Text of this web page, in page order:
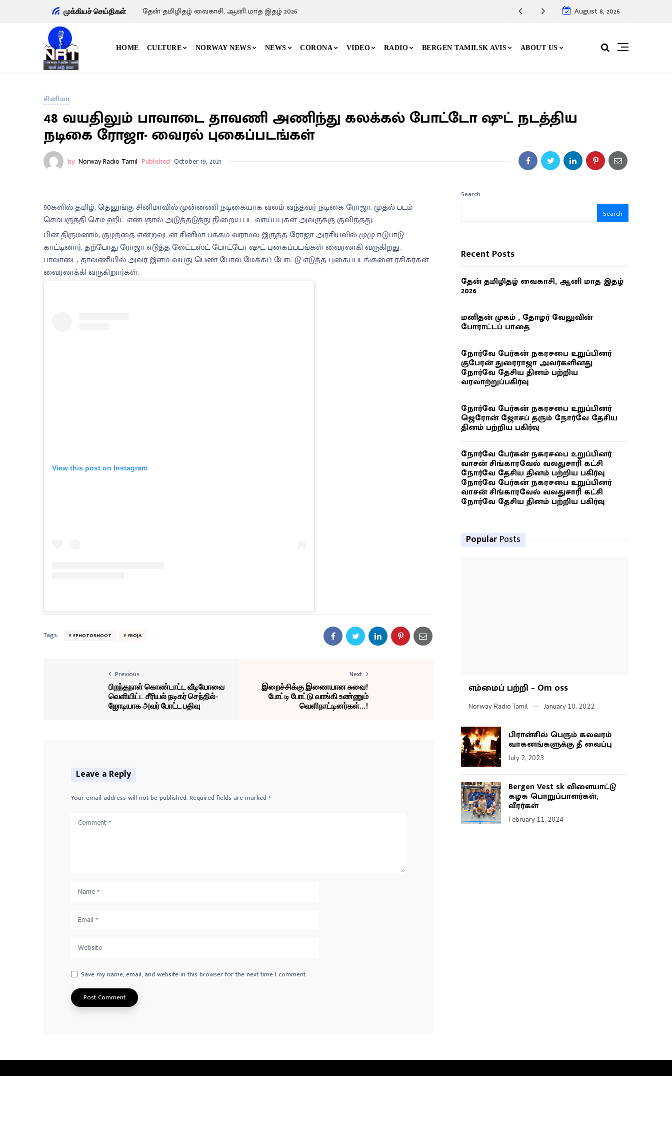
முக்கியச் செய்திகள் தேன் தமிழிதழ் வைகாசி, ஆனி மாத இதழ் 2026 August 8, 2026
HOME CULTURE NORWAY NEWS NEWS CORONA VIDEO RADIO BERGEN TAMILSK AVIS ABOUT US
சினிமா
48 வயதிலும் பாவாடை தாவணி அணிந்து கலக்கல் போட்டோ ஷுட் நடத்திய
நடிகை ரோஜா- வைரல் புகைப்படங்கள்
by Norway Radio Tamil Published October 19, 2021
90களில் தமிழ், தெலுங்கு சினிமாவில் முன்னணி நடிகையாக வலம் வந்தவர் நடிகை ரோஜா. முதல் படம்
செம்பருத்தி செம ஹிட் என்பதால் அடுத்தடுத்து நிறைய பட வாய்ப்புகள் அவருக்கு குவிந்தது.
பின் திருமணம், குழந்தை என்றவுடன் சினிமா பக்கம் வராமல் இருந்த ரோஜா அரசியலில் முழு ஈடுபாடு
காட்டினார். தற்போது ரோஜா எடுத்த லேட்டஸ்ட் போட்டோ ஷுட் புகைப்படங்கள் வைரலாகி வருகிறது.
பாவாடை, தாவணியில் அவர் இளம் வயது பெண் போல் மேக்கப் போட்டு எடுத்த புகைப்படங்களை ரசிகர்கள்
வைரலாக்கி வருகிறார்கள்.
View this post on Instagram
Tags: #PHOTOSHOOT #ROJA
Previous
பிறந்தநாள் கொண்டாட்ட வீடியோவை
வெளியிட்ட சீரியல் நடிகர் செந்தில்-
ஜோடியாக அவர் போட்ட பதிவு
Next
இறைச்சிக்கு இணையான சுவை!
போட்டி போட்டு வாங்கி உண்ணும்
வெளிநாட்டினர்கள்...!
Leave a Reply
Your email address will not be published.Required fields are marked *
Save my name, email, and website in this browser for the next time I comment.
Search
Search
Recent Posts
தேன் தமிழிதழ் வைகாசி, ஆனி மாத இதழ்
2026
மனிதன் முகம் , தோழர் வேலுவின்
போராட்டப் பாதை
நோர்வே பேர்கன் நகரசபை உறுப்பினர்
குபேரன் துரைராஜா அவர்களினது
நோர்வே தேசிய தினம் பற்றிய
வரலாற்றுப்பகிர்வு
நோர்வே பேர்கன் நகரசபை உறுப்பினர்
ஜெரோன் ஜோசப் தரும் நோர்வே தேசிய
தினம் பற்றிய பகிர்வு
நோர்வே பேர்கன் நகரசபை உறுப்பினர்
வாசன் சிங்காரவேல் வலதுசாரி கட்சி
நோர்வே தேசிய தினம் பற்றிய பகிர்வு
நோர்வே பேர்கன் நகரசபை உறுப்பினர்
வாசன் சிங்காரவேல் வலதுசாரி கட்சி
நோர்வே தேசிய தினம் பற்றிய பகிர்வு
Popular Posts
எம்மைப் பற்றி – Om oss
Norway Radio Tamil January 10, 2022
பிரான்சில் பெரும் கலவரம்
வாகனங்களுக்கு தீ வைப்பு
July 2, 2023
Bergen Vest sk விளையாட்டு
கழக பொறுப்பாளர்கள்,
வீரர்கள்
February 11, 2024